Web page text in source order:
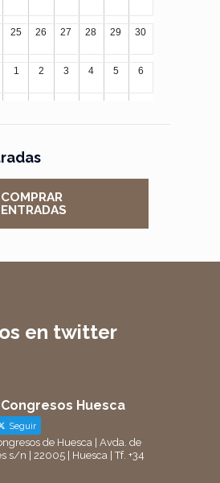
25 26 27 28 29 30
1 2 3 4 5 6
COMPRAR
ENTRADAS
en twitter
Congresos Huesca
Seguir
de Huesca | Avda. de
s/n | 22005 | Huesca | Tf. +34